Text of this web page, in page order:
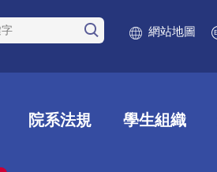
網站地圖
院系法規 學生組織